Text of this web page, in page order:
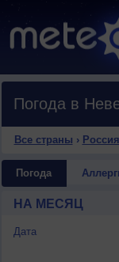
Погода в
Все страны › Россия
Погода
НА МЕСЯЦ
Дата